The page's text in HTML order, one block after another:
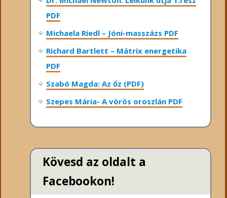
PDF
Michaela Riedl – Jóni-masszázs PDF
Richard Bartlett – Mátrix energetika
PDF
Szabó Magda: Az őz (PDF)
Szepes Mária- A vörös oroszlán PDF
Kövesd az oldalt a
Facebookon!